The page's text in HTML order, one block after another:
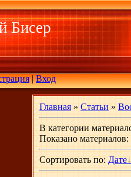
Бисер
|Вход
Главная » Статьи »
В категории
Показано материалов:
Сортировать по: Дате